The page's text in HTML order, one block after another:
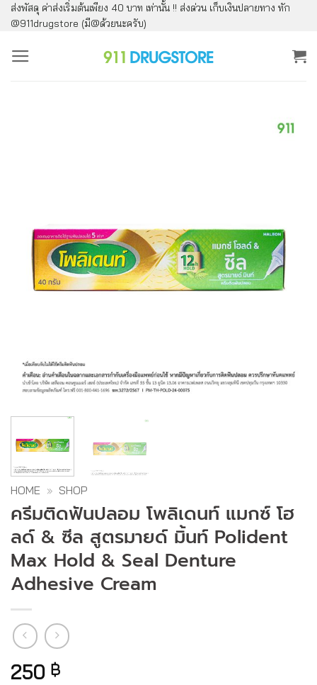
ข้าม
ไป
ยัง
ส่งพัสดุ ค่าส่งเริ่มต้นเพียง 40 บาท เท่านั้น !! ส่งด่วน เก็บเงินปลายทาง ทัก
@911drugstore (มี@ด้วยนะครับ)
HOME » SHOP
ครีมติดฟันปลอม โพลิเดนท์ แมกซ์ โฮ
ลด์ & ซีล สูตรมายด์ มิ้นท์ Polident
Max Hold & Seal Denture
Adhesive Cream
250 ฿